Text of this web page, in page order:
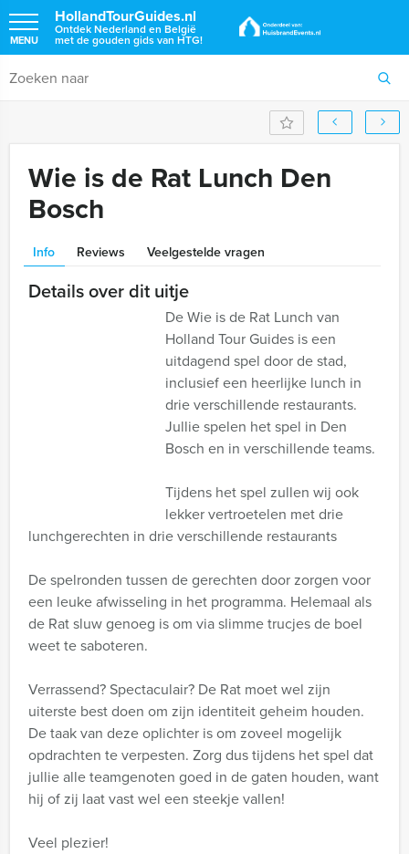
HollandTourGuides.nl
Ontdek Nederland en België
met de gouden gids van HTG!
MENU
Wie is de Rat Lunch Den
Bosch
Info Reviews Veelgestelde vragen
Details over dit uitje
De Wie is de Rat Lunch van
Holland Tour Guides is een
uitdagend spel door de stad,
inclusief een heerlijke lunch in
drie verschillende restaurants.
Jullie spelen het spel in Den
Bosch en in verschillende teams.
Tijdens het spel zullen wij ook
lekker vertroetelen met drie
lunchgerechten in drie verschillende restaurants
De spelronden tussen de gerechten door zorgen voor
een leuke afwisseling in het programma. Helemaal als
de Rat sluw genoeg is om via slimme trucjes de boel
weet te saboteren.
Verrassend? Spectaculair? De Rat moet wel zijn
uiterste best doen om zijn identiteit geheim houden.
De taak van deze oplichter is om zoveel mogelijk
opdrachten te verpesten. Zorg dus tijdens het spel dat
jullie alle teamgenoten goed in de gaten houden, want
hij of zij laat vast wel een steekje vallen!
Veel plezier!